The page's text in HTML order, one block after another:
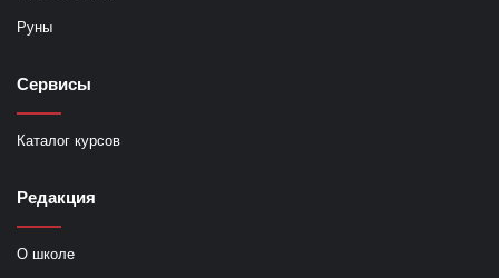
Руны
Сервисы
Каталог курсов
Редакция
О школе